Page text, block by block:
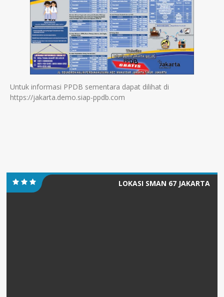
Untuk informasi PPDB sementara dapat dilihat di
https://jakarta.demo.siap-ppdb.com
LOKASI SMAN 67 JAKARTA